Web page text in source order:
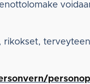
rikokset,